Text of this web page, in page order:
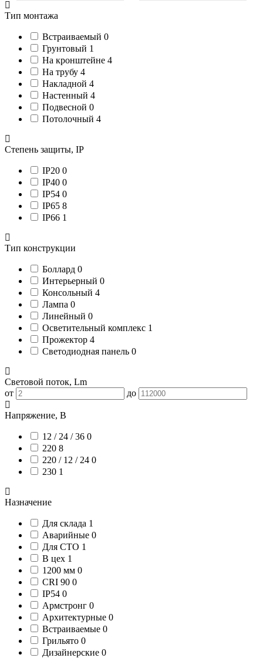
Тип монтажа
Встраиваемый 0
Грунтовый 1
На кронштейне 4
На трубу 4
Накладной 4
Настенный 4
Подвесной 0
Потолочный 4
Степень защиты, IP
IP20 0
IP40 0
IP54 0
IP65 8
IP66 1
Тип конструкции
Боллард 0
Интерьерный 0
Консольный 4
Лампа 0
Линейный 0
Осветительный комплекс 1
Прожектор 4
Светодиодная панель 0
Световой поток, Lm
от
до
Напряжение, В
12 / 24 / 36 0
220 8
220 / 12 / 24 0
230 1
Назначение
Для склада 1
Аварийные 0
Для СТО 1
В цех 1
1200 мм 0
CRI 90 0
IP54 0
Армстронг 0
Архитектурные 0
Встраиваемые 0
Грильято 0
Дизайнерские 0